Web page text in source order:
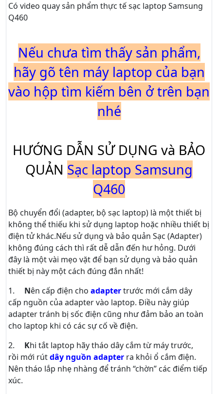
Có video quay sản phẩm thực tế sạc laptop Samsung
Q460
Nếu chưa tìm thấy sản phẩm,
hãy gõ tên máy laptop của bạn
vào hộp tìm kiếm bên ở trên bạn
nhé
HƯỚNG DẪN SỬ DỤNG và BẢO
QUẢN Sạc laptop Samsung
Q460
Bộ chuyển đổi (adapter, bộ sạc laptop) là một thiết bị
không thể thiếu khi sử dụng laptop hoặc nhiều thiết bị
điện tử khác.Nếu sử dụng và bảo quản Sạc (Adapter)
không đúng cách thì rất dễ dẫn đến hư hỏng. Dưới
đây là một vài mẹo vặt để bạn sử dụng và bảo quản
thiết bị này một cách đúng đắn nhất!
1. Nên cấp điện cho adaptertrước mới cắm dây
cấp nguồn của adapter vào laptop. Điều này giúp
adapter tránh bị sốc điện cũng như đảm bảo an toàn
cho laptop khi có các sự cố về điện.
2. Khi tắt laptop hãy tháo dây cắm từ máy trước,
rồi mới rútdây nguồn adapter ra khỏi ổ cắm điện.
Nên tháo lắp nhẹ nhàng để tránh “chờn” các điểm tiếp
xúc.